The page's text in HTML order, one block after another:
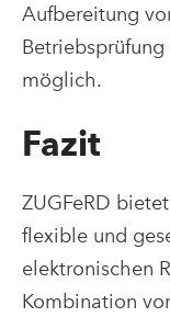
Aufbereitung
möglich.
Fazit
ZUGFeRD
flexible und
elektronischen
Kombination